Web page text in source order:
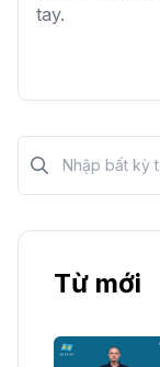
tay.
Tìm kiếm?>
Từ mới